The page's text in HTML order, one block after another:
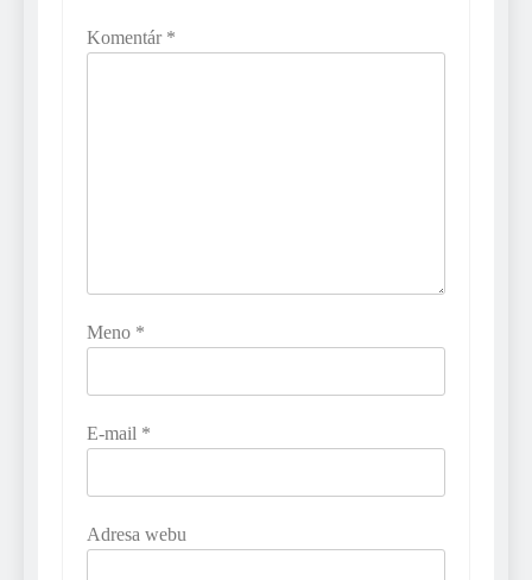
Komentár *
Meno *
E-mail *
Adresa webu